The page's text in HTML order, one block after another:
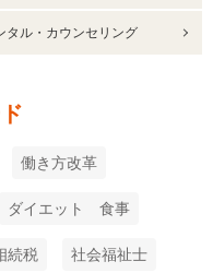
タル・カウンセリング
働き方改革
ダイエット 食事
続税 社会福祉士